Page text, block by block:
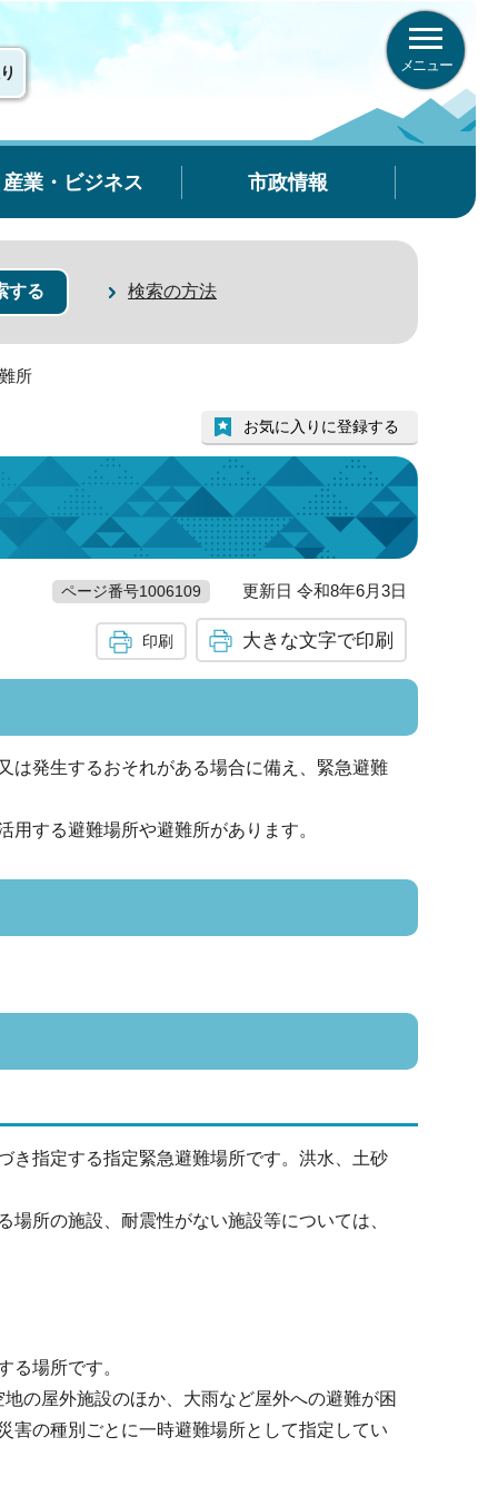
メニュー
産業・ビジネス 市政情報
検索の方法
所
お気に入りに登録する
ページ番号1006109 更新日 令和8年6月3日
印刷 大きな文字で印刷
は発生するおそれがある場合に備え、緊急避難
する避難場所や避難所があります。
き指定する指定緊急避難場所です。洪水、土砂
所の施設、耐震性がない施設等については、
る場所です。
の屋外施設のほか、大雨など屋外への避難が困
害の種別ごとに一時避難場所として指定してい